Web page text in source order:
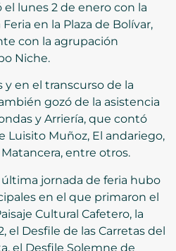
lunes 2 de enero con la
en la Plaza de Bolívar,
con la agrupación
Niche.
en el transcurso de la
gozó de la asistencia
y Arriería, que contó
Luisito Muñoz, El andariego,
entre otros.
jornada de feria hubo
en el que primaron el
Cultural Cafetero, la
el Desfile de las Carretas del
el Desfile Solemne de